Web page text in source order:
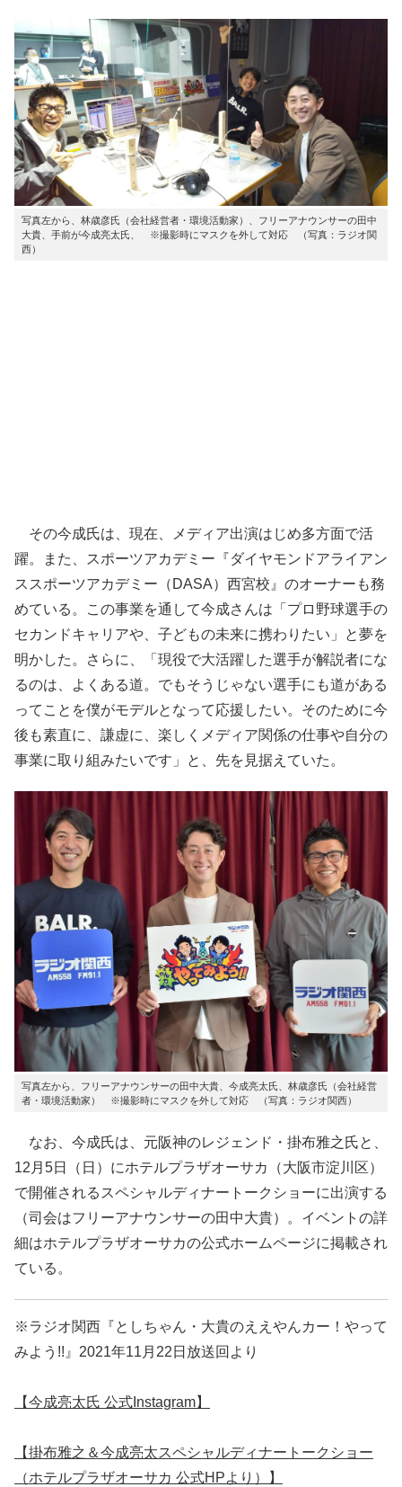
写真左から、林歳彦氏（会社経営者・環境活動家）、フリーアナウンサーの田中
大貴、手前が今成亮太氏、 ※撮影時にマスクを外して対応 （写真：ラジオ関
西）
その今成氏は、現在、メディア出演はじめ多方面で活
躍。また、スポーツアカデミー『ダイヤモンドアライアン
ススポーツアカデミー（DASA）西宮校』のオーナーも務
めている。この事業を通して今成さんは「プロ野球選手の
セカンドキャリアや、子どもの未来に携わりたい」と夢を
明かした。さらに、「現役で大活躍した選手が解説者にな
るのは、よくある道。でもそうじゃない選手にも道がある
ってことを僕がモデルとなって応援したい。そのために今
後も素直に、謙虚に、楽しくメディア関係の仕事や自分の
事業に取り組みたいです」と、先を見据えていた。
写真左から、フリーアナウンサーの田中大貴、今成亮太氏、林歳彦氏（会社経営
者・環境活動家） ※撮影時にマスクを外して対応 （写真：ラジオ関西）
なお、今成氏は、元阪神のレジェンド・掛布雅之氏と、
12月5日（日）にホテルプラザオーサカ（大阪市淀川区）
で開催されるスペシャルディナートークショーに出演する
（司会はフリーアナウンサーの田中大貴）。イベントの詳
細はホテルプラザオーサカの公式ホームページに掲載され
ている。
※ラジオ関西『としちゃん・大貴のええやんカー！やって
みよう!!』2021年11月22日放送回より
【今成亮太氏 公式Instagram】
【掛布雅之＆今成亮太スペシャルディナートークショー
（ホテルプラザオーサカ 公式HPより）】